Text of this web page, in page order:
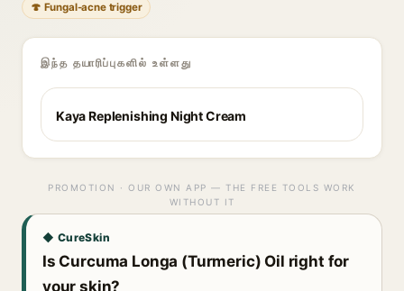
🍄 Fungal-acne trigger
இந்த தயாரிப்புகளில் உள்ளது
Kaya Replenishing Night Cream
PROMOTION · OUR OWN APP — THE FREE TOOLS WORK
WITHOUT IT
◆ CureSkin
Is Curcuma Longa (Turmeric) Oil right for
your skin?